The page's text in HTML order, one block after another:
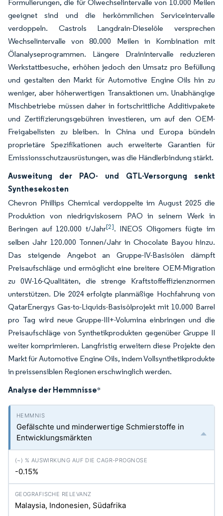
Formulierungen, die für Ölwechselintervalle von 10.000 Meilen
geeignet sind und die herkömmlichen Serviceintervalle
verdoppeln. Castrols Langdrain-Dieselöle versprechen
Wechselintervalle von 80.000 Meilen in Kombination mit
Ölanalyseprogrammen. Längere Drainintervalle reduzieren
Werkstattbesuche, erhöhen jedoch den Umsatz pro Befüllung
und gestalten den Markt für Automotive Engine Oils hin zu
weniger, aber höherwertigen Transaktionen um. Unabhängige
Mischbetriebe müssen daher in fortschrittliche Additivpakete
und Zertifizierungsgebühren investieren, um auf den OEM-
Freigabelisten zu bleiben. In China und Europa bündeln
proprietäre Spezifikationen auch erweiterte Garantien für
Emissionsschutzausrüstungen, was die Händlerbindung stärkt.
Ausweitung der PAO- und GTL-Versorgung senkt
Synthesekosten
Chevron Phillips Chemical verdoppelte im August 2025 die
Produktion von niedrigviskosem PAO in seinem Werk in
Beringen auf 120.000 t/Jahr[2]. INEOS Oligomers fügte im
selben Jahr 120.000 Tonnen/Jahr in Chocolate Bayou hinzu.
Das steigende Angebot an Gruppe-IV-Basisölen dämpft
Preisaufschläge und ermöglicht eine breitere OEM-Migration
zu 0W-16-Qualitäten, die strenge Kraftstoffeffizienznormen
unterstützen. Die 2024 erfolgte planmäßige Hochfahrung von
QatarEnergys Gas-to-Liquids-Basisölprojekt mit 10.000 Barrel
pro Tag wird neue Gruppe-III+-Volumina einbringen und die
Preisaufschläge von Synthetikprodukten gegenüber Gruppe II
weiter komprimieren. Langfristig erweitern diese Projekte den
Markt für Automotive Engine Oils, indem Vollsynthetikprodukte
in preissensiblen Regionen erschwinglich werden.
Analyse der Hemmnisse*
Gefälschte und minderwertige Schmierstoffe in
Entwicklungsmärkten
-0.15%
Malaysia, Indonesien, Südafrika